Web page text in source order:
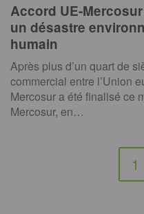
Accord UE-
un désastre
humain
Après plus d’un quart de
commercial entre l’Union
Mercosur a été finalisé ce
Mercosur, en…
1